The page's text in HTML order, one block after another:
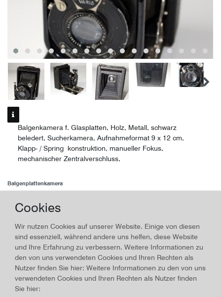
Balgenkamera f. Glasplatten, Holz, Metall, schwarz
beledert, Sucherkamera, Aufnahmeformat 9 x 12 cm,
Klapp- / Spring konstruktion, manueller Fokus,
mechanischer Zentralverschluss,
Balgenplattenkamera
Pollux Balgenkamera
Land/Ort: Belgien , Herstellungsjahr: um 1920
Technisches
Merkmal
Wert
Art.-ID 16109
Beschreibung
Balgenkamera f. Glasplatten, Holz, Metall, schwarz beledert,
Sucherkamera, Aufnahmeformat 9 x 12 cm, Klapp- /
Cookies
Wir nutzen Cookies auf unserer Website. Einige von diesen
sind essenziell, während andere uns helfen, diese Website
und Ihre Erfahrung zu verbessern. Weitere Informationen zu
den von uns verwendeten Cookies und Ihren Rechten als
Nutzer finden Sie hier: Weitere Informationen zu den von uns
verwendeten Cookies und Ihren Rechten als Nutzer finden
Sie hier: